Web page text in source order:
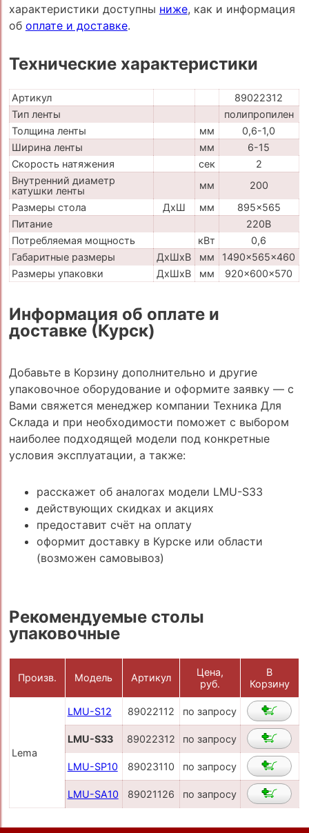
характеристики доступны ниже, как и информация
об оплате и доставке.
Технические характеристики
Артикул
89022312
Тип ленты
полипропилен
Толщина ленты
мм
0,6-1,0
Ширина ленты
мм
6-15
Скорость натяжения
сек
2
Внутренний диаметр
катушки ленты
мм
200
Размеры стола
ДхШ мм
895x565
Питание
220В
Потребляемая мощность
кВт
0,6
Габаритные размеры
ДхШхВ мм
1490x565x460
Размеры упаковки
ДхШхВ мм 920x600x570
Информация об оплате и
доставке (Курск)
Добавьте в Корзину дополнительно и другие
упаковочное оборудование и оформите заявку — с
Вами свяжется менеджер компании Техника Для
Склада и при необходимости поможет с выбором
наиболее подходящей модели под конкретные
условия эксплуатации, а также:
расскажет об аналогах модели LMU-S33
действующих скидках и акциях
предоставит счёт на оплату
оформит доставку в Курске или области
(возможен самовывоз)
Рекомендуемые столы
упаковочные
Произв. Модель Артикул
Цена,
руб.
В
Корзину
Lema
LMU-S12 89022112 по запросу
LMU-S33 89022312 по запросу
LMU-SP10 89023110 по запросу
LMU-SA10 89021126 по запросу